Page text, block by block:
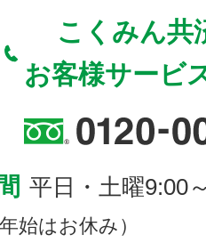
こくみん共
お客様サービ
平日・土曜9:00
始はお休み）